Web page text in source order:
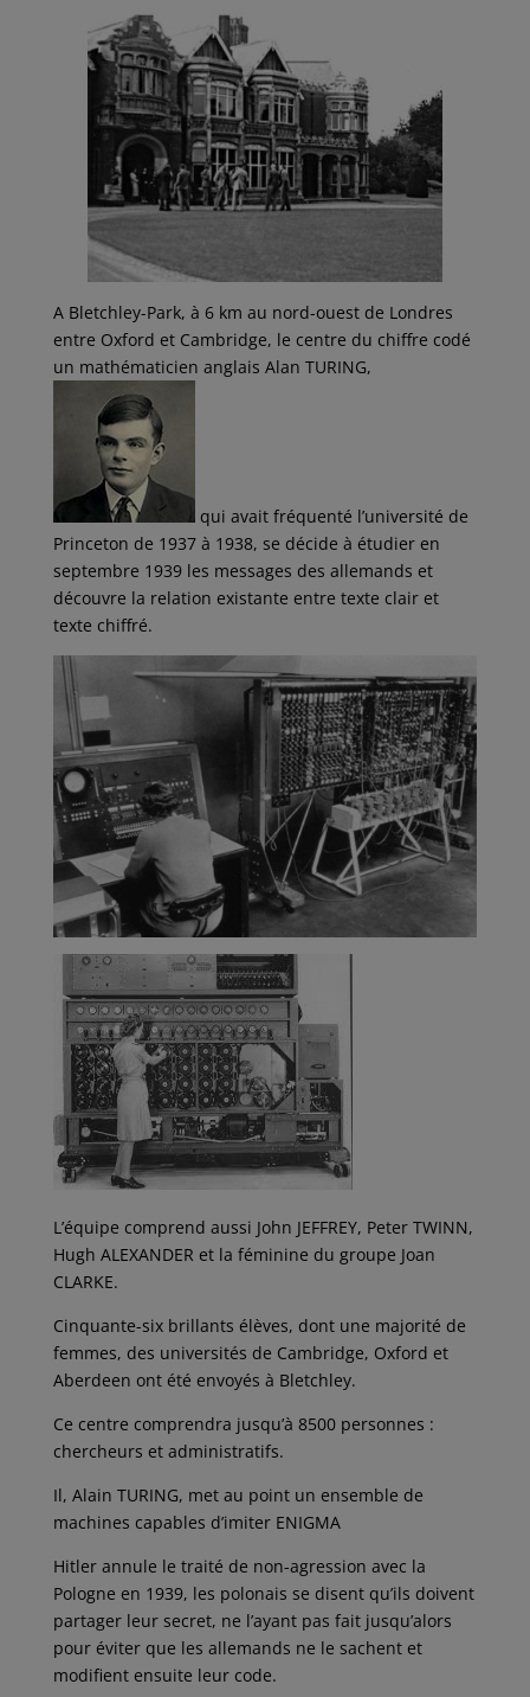
A Bletchley-Park, à 6 km au nord-ouest de Londres
entre Oxford et Cambridge, le centre du chiffre codé
un mathématicien anglais Alan TURING,
qui avait fréquenté l’université de
Princeton de 1937 à 1938, se décide à étudier en
septembre 1939 les messages des allemands et
découvre la relation existante entre texte clair et
texte chiffré.
L’équipe comprend aussi John JEFFREY, Peter TWINN,
Hugh ALEXANDER et la féminine du groupe Joan
CLARKE.
Cinquante-six brillants élèves, dont une majorité de
femmes, des universités de Cambridge, Oxford et
Aberdeen ont été envoyés à Bletchley.
Ce centre comprendra jusqu’à 8500 personnes :
chercheurs et administratifs.
Il, Alain TURING, met au point un ensemble de
machines capables d’imiter ENIGMA
Hitler annule le traité de non-agression avec la
Pologne en 1939, les polonais se disent qu’ils doivent
partager leur secret, ne l’ayant pas fait jusqu’alors
pour éviter que les allemands ne le sachent et
modifient ensuite leur code.